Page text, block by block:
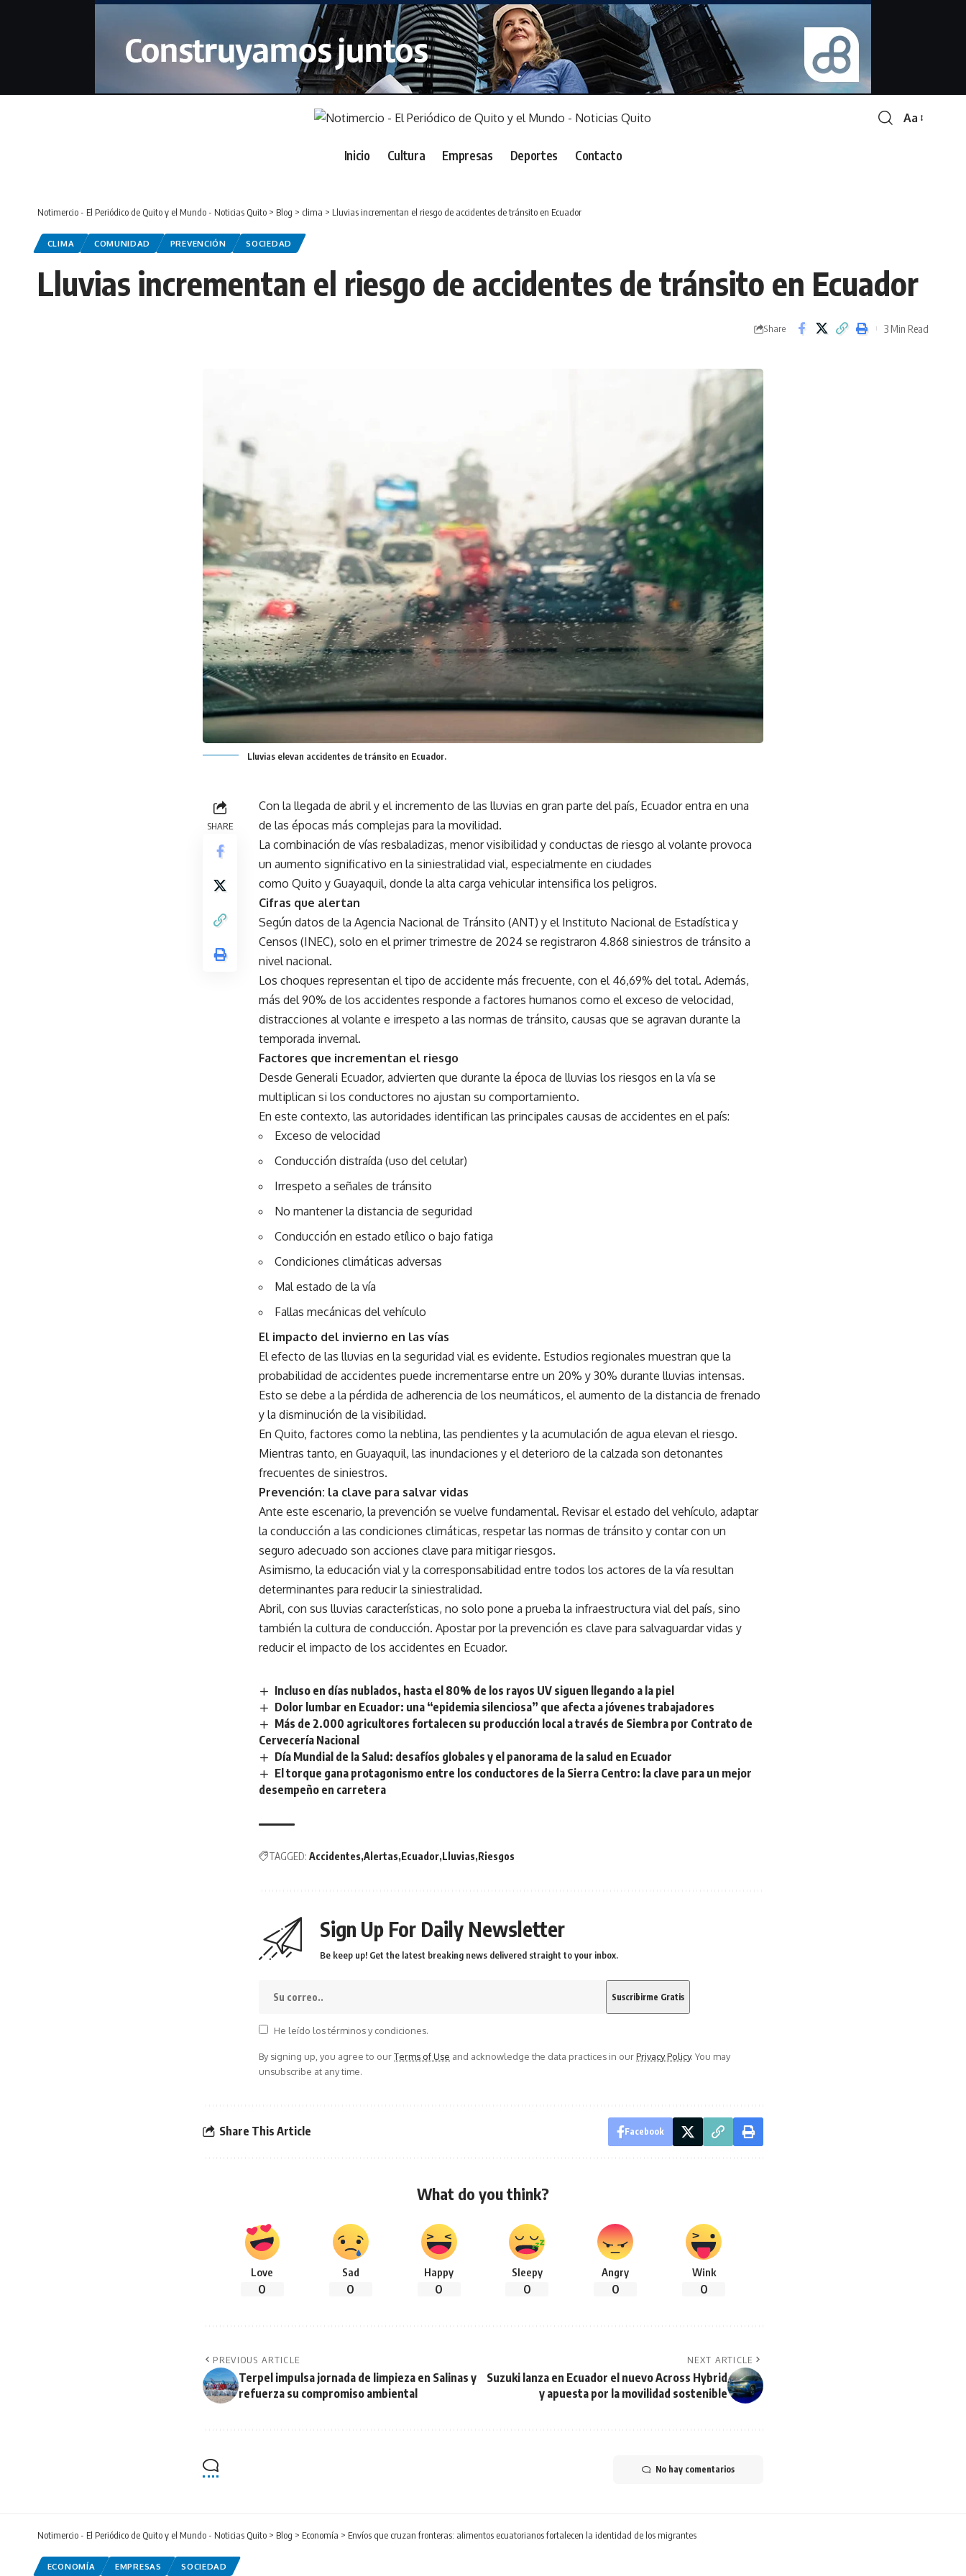
Font
Aa
Inicio Cultura Empresas Deportes Contacto
Notimercio - El Periódico de Quito y el Mundo - Noticias Quito > Blog > clima > Lluvias incrementan el riesgo de accidentes de tránsito en Ecuador
CLIMA COMUNIDAD PREVENCIÓN SOCIEDAD
Lluvias incrementan el riesgo de accidentes de tránsito en Ecuador
Share 3 Min Read
Lluvias elevan accidentes de tránsito en Ecuador.
SHARE
Con la llegada de abril y el incremento de las lluvias en gran parte del país, Ecuador entra en una
de las épocas más complejas para la movilidad.
La combinación de vías resbaladizas, menor visibilidad y conductas de riesgo al volante provoca
un aumento significativo en la siniestralidad vial, especialmente en ciudades
como Quito y Guayaquil, donde la alta carga vehicular intensifica los peligros.
Cifras que alertan
Según datos de la Agencia Nacional de Tránsito (ANT) y el Instituto Nacional de Estadística y
Censos (INEC), solo en el primer trimestre de 2024 se registraron 4.868 siniestros de tránsito a
nivel nacional.
Los choques representan el tipo de accidente más frecuente, con el 46,69% del total. Además,
más del 90% de los accidentes responde a factores humanos como el exceso de velocidad,
distracciones al volante e irrespeto a las normas de tránsito, causas que se agravan durante la
temporada invernal.
Factores que incrementan el riesgo
Desde Generali Ecuador, advierten que durante la época de lluvias los riesgos en la vía se
multiplican si los conductores no ajustan su comportamiento.
En este contexto, las autoridades identifican las principales causas de accidentes en el país:
Exceso de velocidad
Conducción distraída (uso del celular)
Irrespeto a señales de tránsito
No mantener la distancia de seguridad
Conducción en estado etílico o bajo fatiga
Condiciones climáticas adversas
Mal estado de la vía
Fallas mecánicas del vehículo
El impacto del invierno en las vías
El efecto de las lluvias en la seguridad vial es evidente. Estudios regionales muestran que la
probabilidad de accidentes puede incrementarse entre un 20% y 30% durante lluvias intensas.
Esto se debe a la pérdida de adherencia de los neumáticos, el aumento de la distancia de frenado
y la disminución de la visibilidad.
En Quito, factores como la neblina, las pendientes y la acumulación de agua elevan el riesgo.
Mientras tanto, en Guayaquil, las inundaciones y el deterioro de la calzada son detonantes
frecuentes de siniestros.
Prevención: la clave para salvar vidas
Ante este escenario, la prevención se vuelve fundamental. Revisar el estado del vehículo, adaptar
la conducción a las condiciones climáticas, respetar las normas de tránsito y contar con un
seguro adecuado son acciones clave para mitigar riesgos.
Asimismo, la educación vial y la corresponsabilidad entre todos los actores de la vía resultan
determinantes para reducir la siniestralidad.
Abril, con sus lluvias características, no solo pone a prueba la infraestructura vial del país, sino
también la cultura de conducción. Apostar por la prevención es clave para salvaguardar vidas y
reducir el impacto de los accidentes en Ecuador.
Incluso en días nublados, hasta el 80% de los rayos UV siguen llegando a la piel
Dolor lumbar en Ecuador: una “epidemia silenciosa” que afecta a jóvenes trabajadores
Más de 2.000 agricultores fortalecen su producción local a través de Siembra por Contrato de
Cervecería Nacional
Día Mundial de la Salud: desafíos globales y el panorama de la salud en Ecuador
El torque gana protagonismo entre los conductores de la Sierra Centro: la clave para un mejor
desempeño en carretera
TAGGED: Accidentes Alertas Ecuador Lluvias Riesgos
Sign Up For Daily Newsletter
Be keep up! Get the latest breaking news delivered straight to your inbox.
He leído los términos y condiciones.
By signing up, you agree to ourTerms of Use and acknowledge the data practices in ourPrivacy Policy. You may
unsubscribe at any time.
Share This Article Facebook
What do you think?
Love
0
Sad
0
Happy
0
Sleepy
0
Angry
0
Wink
0
PREVIOUS ARTICLE
Terpel impulsa jornada de limpieza en Salinas y
refuerza su compromiso ambiental
NEXT ARTICLE
Suzuki lanza en Ecuador el nuevo Across Hybrid
y apuesta por la movilidad sostenible
No hay comentarios
Notimercio - El Periódico de Quito y el Mundo - Noticias Quito > Blog > Economía > Envíos que cruzan fronteras: alimentos ecuatorianos fortalecen la identidad de los migrantes
ECONOMÍA EMPRESAS SOCIEDAD